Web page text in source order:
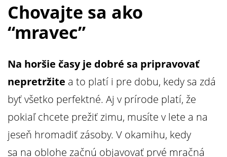
Chovajte sa ako
“mravec”
Na horšie časy je dobré sa pripravovať
nepretržite a to platí i pre dobu, kedy sa zdá
byť všetko perfektné. Aj v prírode platí, že
pokiaľ chcete prežiť zimu, musíte v lete a na
jeseň hromadiť zásoby. V okamihu, kedy
sa na oblohe začnú objavovať prvé mračná